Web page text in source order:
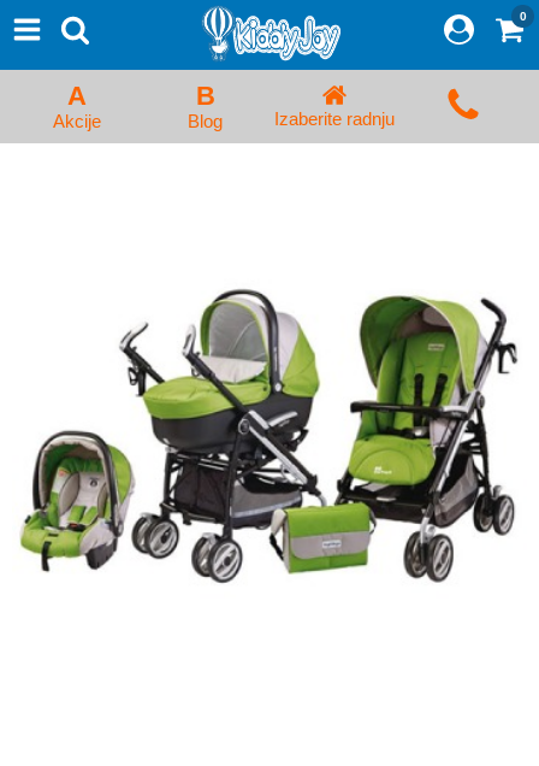
Proizvodi
Početna Prijava/Registracija
Kolica za bebe i dečija kolica
Kadice, noše i adapteri
Hranilice, flašice i cucle
Monitori, Ogradice i tricikli
Posteljine, vrećice i baldahini
Odeća i obuća
0
A
Akcije
B
Blog Izaberite radnju